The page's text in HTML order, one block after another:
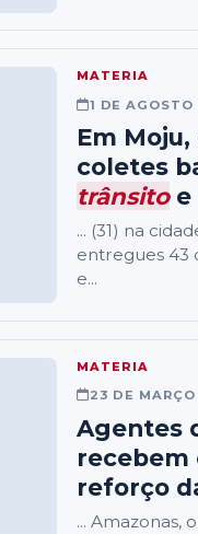
MATERIA
1 DE
Em
coletes
trânsitoe
... (31) na
entregues 43
e...
MATERIA
23 DE
Agentes
recebem
reforço
... Amazonas,